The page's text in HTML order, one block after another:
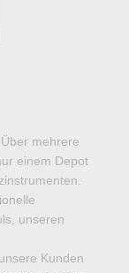
mehrere
einem Depot
unseren
Kunden